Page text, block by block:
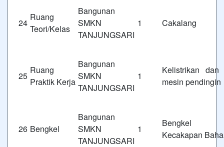
24
Ruang
Teori/Kelas
Bangunan
SMKN 1
TANJUNGSARI
Cakalang
25
Ruang
Praktik Kerja
Bangunan
SMKN 1
TANJUNGSARI
mesin pendingin
26 Bengkel
Bangunan
SMKN 1
TANJUNGSARI
Kecakapan